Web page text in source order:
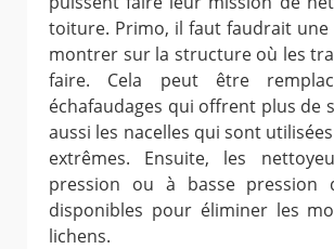
toiture. Primo, il faut faudrait une
montrer sur la structure où les
faire. Cela peut être
échafaudages qui offrent plus de
aussi les nacelles qui sont
extrêmes. Ensuite, les
pression ou à basse pression
disponibles pour éliminer les
lichens.